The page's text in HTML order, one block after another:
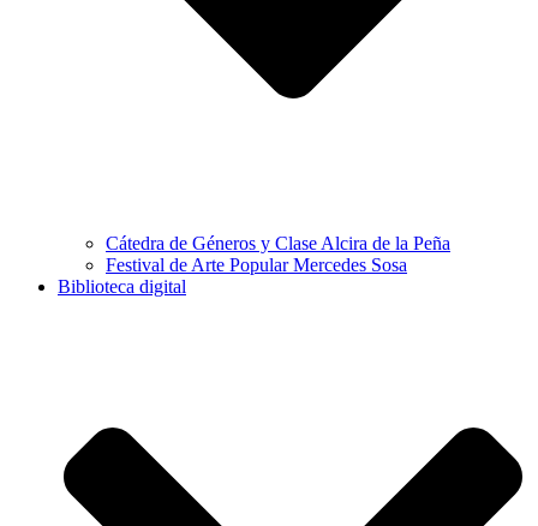
Cátedra de Géneros y Clase Alcira de la Peña
Festival de Arte Popular Mercedes Sosa
Biblioteca digital